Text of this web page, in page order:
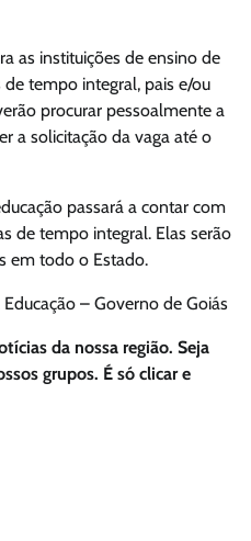
as instituições de ensino de
tempo integral, pais e/ou
procurar pessoalmente a
a solicitação da vaga até o
passará a contar com
de tempo integral. Elas serão
em todo o Estado.
– Governo de Goiás
da nossa região. Seja
grupos. É só clicar e